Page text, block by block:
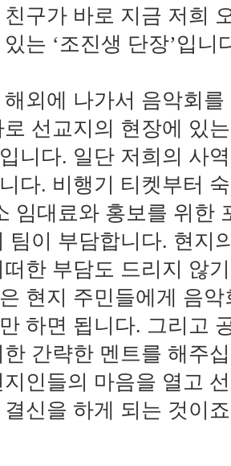
친구가 바로 지금 저희
는 ‘조진생 단장’입니
외에 나가서 음악회
로 선교지의 현장에 있
니다. 일단 저희의 사
다. 비행기 티켓부터
임대료와 홍보를 위한
팀이 부담합니다. 현지
떠한 부담도 드리지 않
현지 주민들에게 음
하면 됩니다. 그리고
한 간략한 멘트를 해주
지인들의 마음을 열고
신을 하게 되는 것이